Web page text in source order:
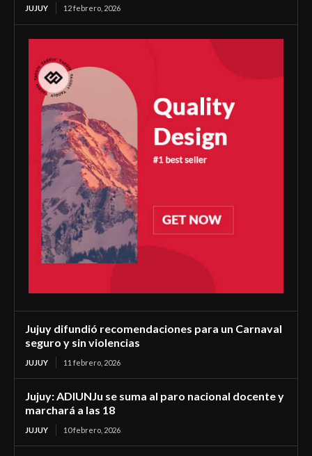
JUJUY 12 febrero, 2026
Jujuy difundió recomendaciones para un Carnaval
seguro y sin violencias
JUJUY 11 febrero, 2026
Jujuy: ADIUNJu se suma al paro nacional docente y
marchará a las 18
JUJUY 10 febrero, 2026